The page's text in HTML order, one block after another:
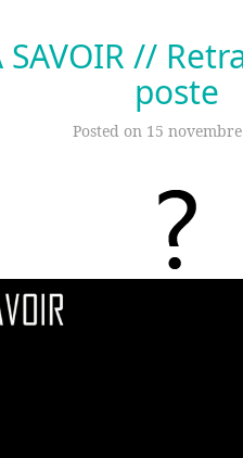
//
poste
Posted on 15